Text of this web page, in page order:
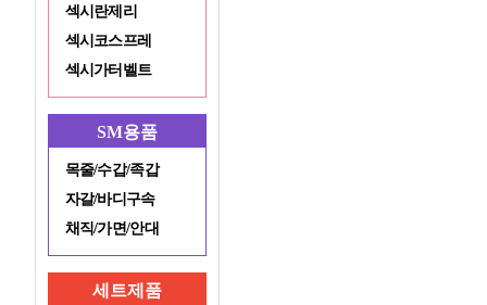
섹시란제리
섹시코스프레
섹시가터벨트
SM용품
목줄/수갑/족갑
자갈/바디구속
채직/가면/안대
세트제품